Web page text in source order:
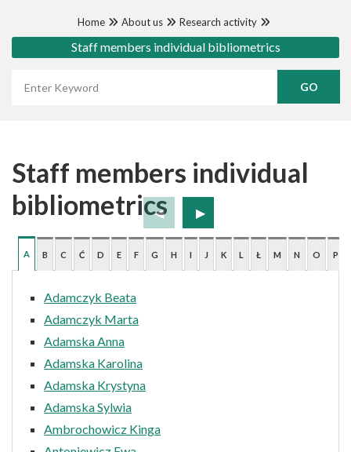
Home About us Research activity
Staff members individual bibliometrics
Staff members individual
bibliometrics
A B C Ć D E F G H I J K L Ł M N O P
Adamczyk Beata
Adamczyk Marta
Adamska Anna
Adamska Karolina
Adamska Krystyna
Adamska Sylwia
Ambrochowicz Kinga